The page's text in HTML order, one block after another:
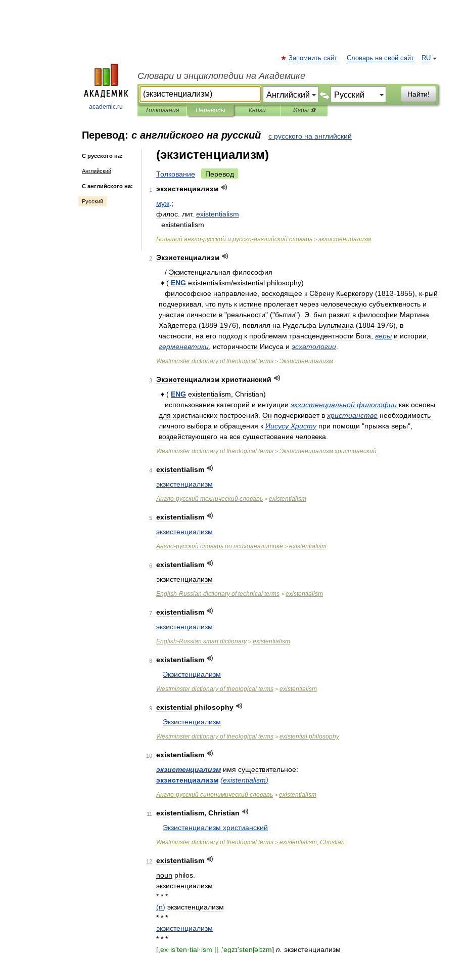
academic.ru
RU
Запомнить сайт Словарь на свой сайт
Словари и энциклопедии на Академике
Найти!
Толкования Переводы Книги Игры ⚽
Перевод: с английского на русский с русского на английский
С русского на:
Английский
С английского на:
Русский
(экзистенциализм)
Толкование Перевод
1
экзистенциализм
муж .;
филос лит. existentialism
existentialism
Большой англо-русский и русско-английский словарь > экзистенциализм
2
Экзистенциализм
/ Экзистенциальная философия
♦ ( ENG existentialism/existential philosophy)
философское направление восходящее к Сёрену Кьеркегору (1813-1855), к-рый
подчеркивал что путь к истине пролегает через человеческую субъективность и
участие личности в "реальности" ("бытии"). Э был развит в философии Мартина
Хайдеггера (1889-1976), повлиял на Рудольфа Бультмана (1884-1976), в
частности
на его подход к проблемам трансцендентности Бога веры и истории
герменевтики историчности Иисуса и эсхатологии
Westminster dictionary of theological terms > Экзистенциализм
3 Экзистенциализм христианский
♦ ( ENG existentialism Christian)
использование категорий и интуиции экзистенциальной философии как основы
для христианских построений Он подчеркивает в христианстве необходимость
личного выбора и обращения к Иисусу Христу при помощи "прыжка веры",
воздействующего на все существование человека
Westminster dictionary of theological terms > Экзистенциализм христианский
4
existentialism
экзистенциализм
Англо-русский технический словарь > existentialism
5
existentialism
экзистенциализм
Англо-русский словарь по психоаналитике > existentialism
6
existentialism
экзистенциализм
English-Russian dictionary of technical terms > existentialism
7
existentialism
экзистенциализм
English-Russian smart dictionary> existentialism
8
existentialism
Экзистенциализм
Westminster dictionary of theological terms > existentialism
9 existential philosophy
Экзистенциализм
Westminster dictionary of theological terms > existential philosophy
10
existentialism
экзистенциализм имя существительное:
экзистенциализм (existentialism)
Англо-русский синонимический словарь > existentialism
11 existentialism, Christian
Экзистенциализм христианский
Westminster dictionary of theological terms > existentialism, Christian
12
existentialism
noun philos
экзистенциализм
* * *
(n) экзистенциализм
* * *
экзистенциализм
* * *
[ ex·is'ten·tial·ism || 'egzɪ'stenʃəlɪzm] n экзистенциализм